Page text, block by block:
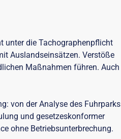
unter die Tachographenpflicht
Auslandseinsätzen. Verstöße
Maßnahmen führen. Auch
von der Analyse des Fuhrparks
und gesetzeskonformer
ohne Betriebsunterbrechung.